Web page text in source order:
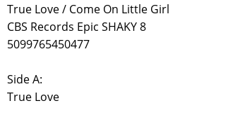
True Love / Come On Little Girl
CBS Records Epic SHAKY 8
5099765450477
Side A:
True Love